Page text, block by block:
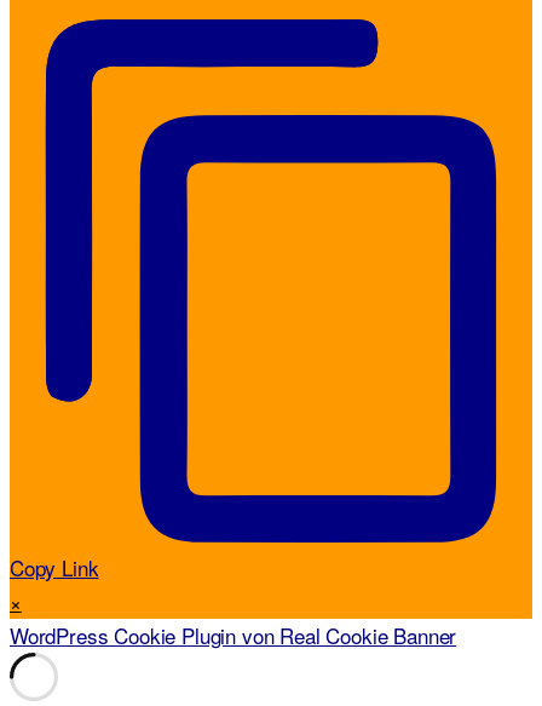
Copy Link
×
WordPress Cookie Plugin von Real Cookie Banner